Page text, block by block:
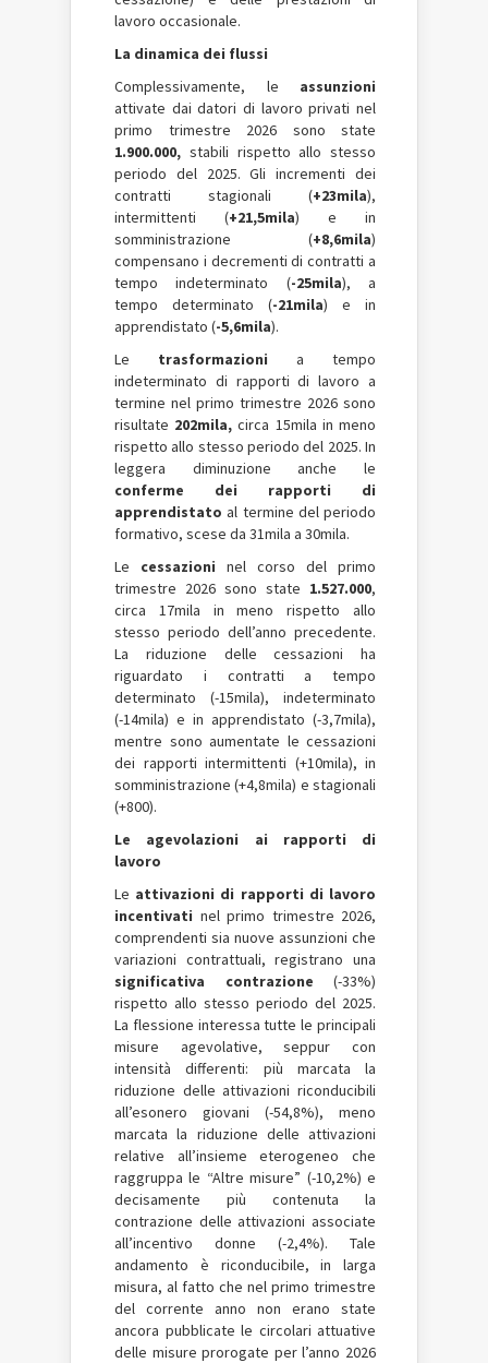
lavoro occasionale.
La dinamica dei flussi
Complessivamente, le assunzioni
attivate dai datori di lavoro privati nel
primo trimestre 2026 sono state
1.900.000, stabili rispetto allo stesso
periodo del 2025. Gli incrementi dei
contratti stagionali (+23mila),
intermittenti (+21,5mila) e in
somministrazione (+8,6mila)
compensano i decrementi di contratti a
tempo indeterminato (-25mila), a
tempo determinato (-21mila) e in
apprendistato (-5,6mila).
Le trasformazioni a tempo
indeterminato di rapporti di lavoro a
termine nel primo trimestre 2026 sono
risultate 202mila,circa 15mila in meno
rispetto allo stesso periodo del 2025. In
leggera diminuzione anche le
conferme dei rapporti di
apprendistato al termine del periodo
formativo, scese da 31mila a 30mila.
Le cessazioni nel corso del primo
trimestre 2026 sono state 1.527.000,
circa 17mila
in meno rispetto allo
stesso periodo dell’anno precedente.
La riduzione delle cessazioni ha
riguardato i contratti a tempo
determinato (-15mila), indeterminato
(-14mila) e in apprendistato (-3,7mila),
mentre sono aumentate le cessazioni
dei rapporti intermittenti (+10mila), in
somministrazione (+4,8mila) e stagionali
(+800).
Le agevolazioni ai rapporti di
lavoro
Le attivazioni di rapporti di lavoro
incentivati nel primo trimestre 2026,
comprendenti sia nuove assunzioni che
variazioni contrattuali, registrano una
significativa contrazione (-33%)
rispetto allo stesso periodo del 2025.
La flessione interessa tutte le principali
misure agevolative, seppur con
intensità differenti: più marcata la
riduzione delle attivazioni riconducibili
all’esonero giovani (-54,8%), meno
marcata la riduzione delle attivazioni
relative all’insieme eterogeneo che
raggruppa le “Altre misure” (-10,2%) e
decisamente più contenuta la
contrazione delle attivazioni associate
all’incentivo donne (-2,4%). Tale
andamento è riconducibile, in larga
misura, al fatto che nel primo trimestre
del corrente anno non erano state
ancora pubblicate le circolari attuative
delle misure prorogate per l’anno 2026